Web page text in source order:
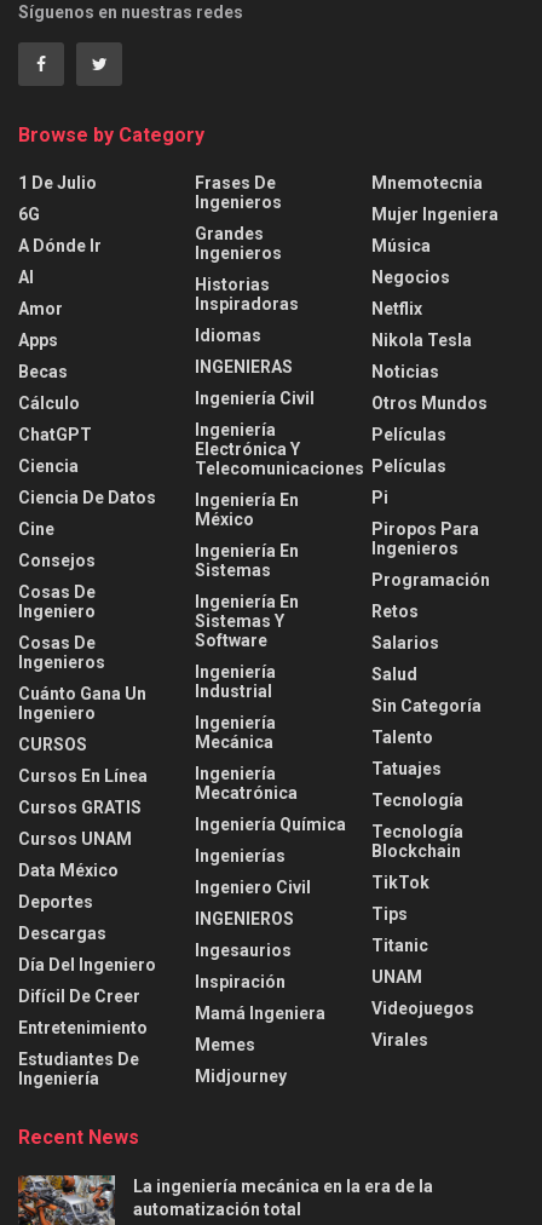
Síguenos en nuestras redes
Browse by Category
1 De Julio
6G
A Dónde Ir
AI
Amor
Apps
Becas
Cálculo
ChatGPT
Ciencia
Ciencia De Datos
Cine
Consejos
Cosas De
Ingeniero
Cosas De
Ingenieros
Cuánto Gana Un
Ingeniero
CURSOS
Cursos En Línea
Cursos GRATIS
Cursos UNAM
Data México
Deportes
Descargas
Día Del Ingeniero
Difícil De Creer
Entretenimiento
Estudiantes De
Ingeniería
Frases De
Ingenieros
Grandes
Ingenieros
Historias
Inspiradoras
Idiomas
INGENIERAS
Ingeniería Civil
Ingeniería
Electrónica Y
Telecomunicaciones
Ingeniería En
México
Ingeniería En
Sistemas
Ingeniería En
Sistemas Y
Software
Ingeniería
Industrial
Ingeniería
Mecánica
Ingeniería
Mecatrónica
Ingeniería Química
Ingenierías
Ingeniero Civil
INGENIEROS
Ingesaurios
Inspiración
Mamá Ingeniera
Memes
Midjourney
Mnemotecnia
Mujer Ingeniera
Música
Negocios
Netflix
Nikola Tesla
Noticias
Otros Mundos
Películas
Películas
Pi
Piropos Para
Ingenieros
Programación
Retos
Salarios
Salud
Sin Categoría
Talento
Tatuajes
Tecnología
Tecnología
Blockchain
TikTok
Tips
Titanic
UNAM
Videojuegos
Virales
Recent News
La ingeniería mecánica en la era de la
automatización total